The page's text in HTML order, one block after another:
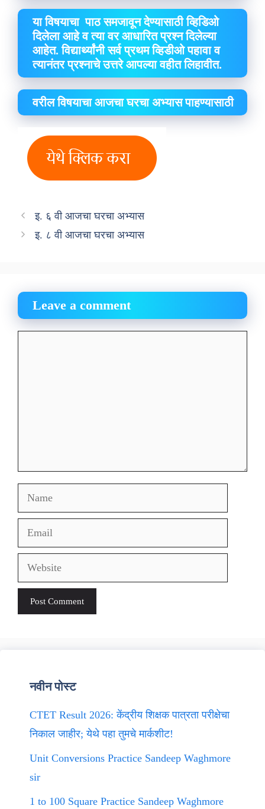
या विषयाचा पाठ समजावून देण्यासाठी व्हिडिओ
दिलेला आहे व त्या वर आधारित प्रश्न दिलेल्या
आहेत. विद्यार्थ्यांनी सर्व प्रथम व्हिडीओ पहावा व
त्यानंतर प्रश्नाचे उत्तरे आपल्या वहीत लिहावीत.
वरील विषयाचा आजचा घरचा अभ्यास पाहण्यासाठी
इ. ६ वी आजचा घरचा अभ्यास
इ. ८ वी आजचा घरचा अभ्यास
Leave a comment
Name
Email
Website
नवीन पोस्ट
CTET Result 2026: केंद्रीय शिक्षक पात्रता परीक्षेचा
निकाल जाहीर; येथे पहा तुमचे मार्कशीट!
Unit Conversions Practice Sandeep Waghmore
sir
1 to 100 Square Practice Sandeep Waghmore